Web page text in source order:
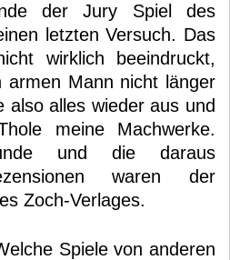
der Jury Spiel des
letzten Versuch. Das
wirklich beeindruckt,
armen Mann nicht länger
also alles wieder aus und
meine Machwerke.
und die daraus
waren der
Zoch-Verlages.
Spiele von anderen